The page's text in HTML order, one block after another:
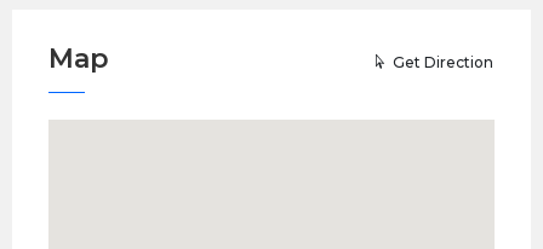
Map Get Direction